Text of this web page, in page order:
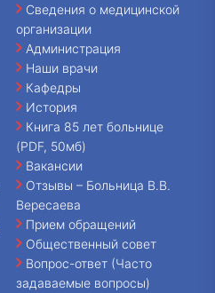
Сведения о медицинской
организации
Администрация
Наши врачи
Кафедры
История
Книга 85 лет больнице
(PDF, 50мб)
Вакансии
Отзывы – Больница В.В.
Вересаева
Прием обращений
Общественный совет
Вопрос-ответ (Часто
задаваемые вопросы)